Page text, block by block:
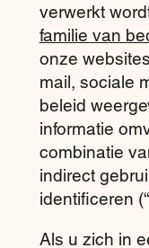
verwerkt
familie van
onze
mail, sociale
beleid
informatie
combinatie
indirect
identificeren
Als u zich in